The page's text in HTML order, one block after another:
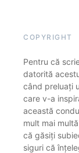
COPYRIGHT
Pentru că
datorită
când preluați
care v-a
această
mult mai
că găsiți
siguri că